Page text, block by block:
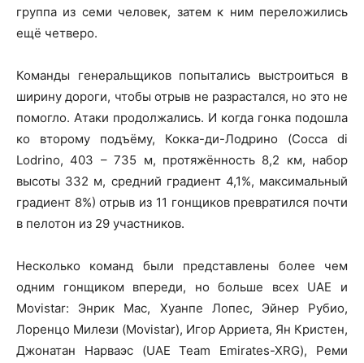
группа из семи человек, затем к ним переложились
ещё четверо.
Команды генеральщиков попытались выстроиться в
ширину дороги, чтобы отрыв не разрастался, но это не
помогло. Атаки продолжались. И когда гонка подошла
ко второму подъёму, Кокка-ди-Лодрино (Cocca di
Lodrino, 403 – 735 м, протяжённость 8,2 км, набор
высоты 332 м, средний градиент 4,1%, максимальный
градиент 8%) отрыв из 11 гонщиков превратился почти
в пелотон из 29 участников.
Несколько команд были представлены более чем
одним гонщиком впереди, но больше всех UAE и
Movistar: Энрик Мас, Хуанпе Лопес, Эйнер Рубио,
Лоренцо Милези (Movistar), Игор Арриета, Ян Кристен,
Джонатан Нарваэс (UAE Team Emirates-XRG), Реми